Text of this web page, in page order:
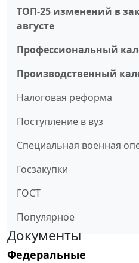
ТОП-25 изменений в
августе
Профессиональный
Производственный
Налоговая реформа
Поступление в вуз
Специальная военная
Госзакупки
ГОСТ
Популярное
Документы
Федеральные